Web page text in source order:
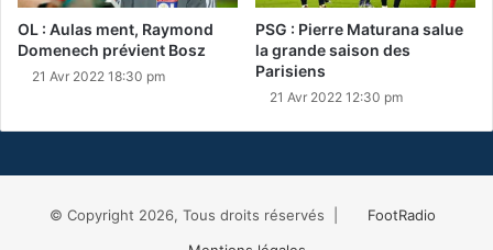
OL : Aulas ment, Raymond
Domenech prévient Bosz
21 Avr 2022 18:30 pm
PSG : Pierre Maturana salue
la grande saison des
Parisiens
21 Avr 2022 12:30 pm
© Copyright 2026, Tous droits réservés |
FootRadio